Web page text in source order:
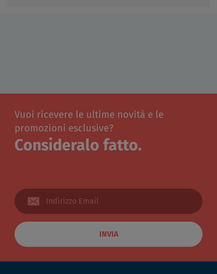
Vuoi ricevere le ultime novità e le
promozioni esclusive?
Consideralo fatto.
INVIA